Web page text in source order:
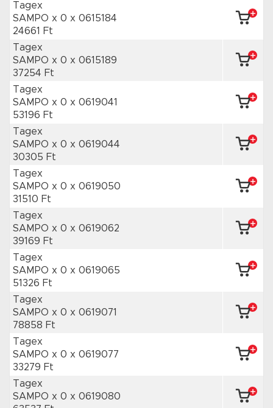
Tagex
SAMPO x 0 x 0615184
24661 Ft
Tagex
SAMPO x 0 x 0615189
37254 Ft
Tagex
SAMPO x 0 x 0619041
53196 Ft
Tagex
SAMPO x 0 x 0619044
30305 Ft
Tagex
SAMPO x 0 x 0619050
31510 Ft
Tagex
SAMPO x 0 x 0619062
39169 Ft
Tagex
SAMPO x 0 x 0619065
51326 Ft
Tagex
SAMPO x 0 x 0619071
78858 Ft
Tagex
SAMPO x 0 x 0619077
33279 Ft
Tagex
SAMPO x 0 x 0619080